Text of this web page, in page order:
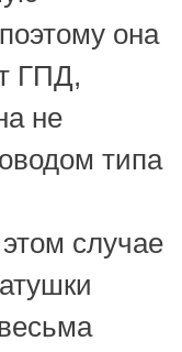
она
ГПД,
не
типа
случае